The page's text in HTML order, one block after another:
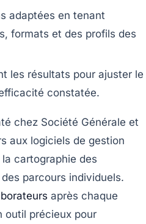
adaptées en tenant
formats et des profils des
les résultats pour ajuster le
constatée.
chez Société Générale et
aux logiciels de gestion
cartographie des
parcours individuels.
après chaque
outil précieux pour